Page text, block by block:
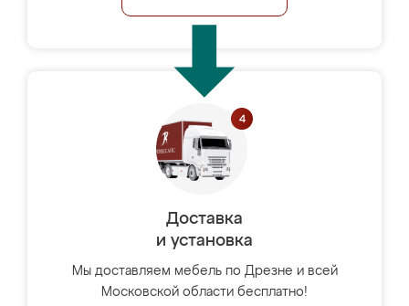
Доставка
и установка
Мы доставляем мебель по Дрезне и всей
Московской области бесплатно!